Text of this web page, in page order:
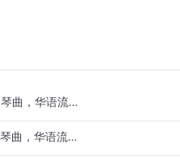
【钢琴轻音乐】第06集-只想静静听的抒情钢琴曲，华语流行经典歌曲!
【钢琴轻音乐】第07集-只想静静听的抒情钢琴曲，华语流行经典歌曲!